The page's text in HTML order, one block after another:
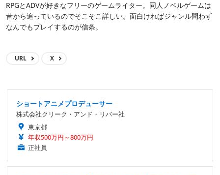
RPGとADVが好きなフリーのゲームライター。同人ノベルゲームは
昔から追っているのでそこそこ詳しい。面白ければジャンル問わず
なんでもプレイするのが信条。
URL X
ショートアニメプロデューサー
株式会社クリーク・アンド・リバー社
東京都
年収500万円～800万円
正社員